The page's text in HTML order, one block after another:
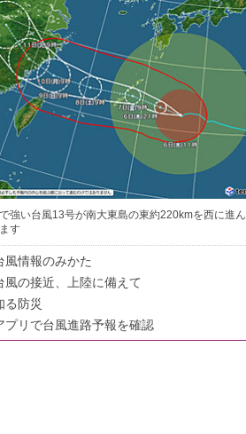
強い台風13号が南大東島の東約220kmを西に進ん
す
風情報のみかた
風の接近、上陸に備えて
る防災
プリで台風進路予報を確認